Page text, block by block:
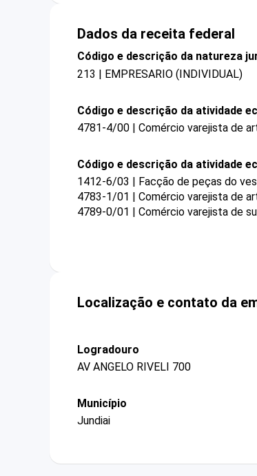
Dados da receita federal
Código e descrição da natureza
213 | EMPRESARIO (INDIVIDUAL)
Código e descrição da atividade
4781-4/00 | Comércio varejista de
Código e descrição da atividade
1412-6/03 | Facção de peças do
4783-1/01 | Comércio varejista de
4789-0/01 | Comércio varejista de
Localização e contato da
Logradouro
AV ANGELO RIVELI 700
Município
Jundiai